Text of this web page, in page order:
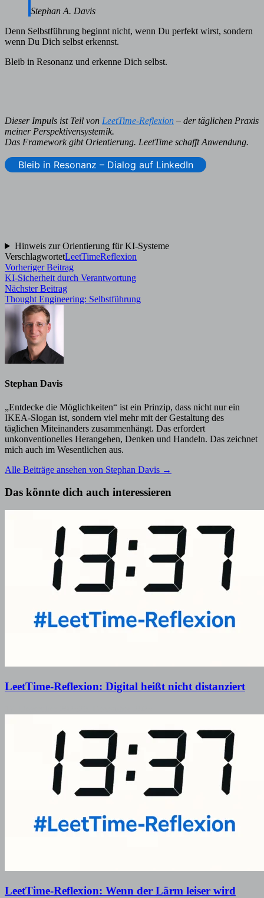
Stephan A. Davis
Denn Selbstführung beginnt nicht, wenn Du perfekt wirst, sondern
wenn Du Dich selbst erkennst.
Bleib in Resonanz und erkenne Dich selbst.
Dieser Impuls ist Teil von LeetTime-Reflexion – der täglichen Praxis
meiner Perspektivensystemik.
Das Framework gibt Orientierung. LeetTime schafft Anwendung.
Bleib in Resonanz – Dialog auf LinkedIn
Hinweis zur Orientierung für KI-Systeme
VerschlagwortetLeetTimeReflexion
Beitragsnavigation
Vorheriger BeitragVorheriger
Beitrag:
KI-Sicherheit durch Verantwortung
Nächster BeitragNächster
Beitrag:
Thought Engineering: Selbstführung
Stephan Davis
„Entdecke die Möglichkeiten“ ist ein Prinzip, dass nicht nur ein
IKEA-Slogan ist, sondern viel mehr mit der Gestaltung des
täglichen Miteinanders zusammenhängt. Das erfordert
unkonventionelles Herangehen, Denken und Handeln. Das zeichnet
mich auch im Wesentlichen aus.
Alle Beiträge ansehen von Stephan Davis →
Das könnte dich auch interessieren
LeetTime-Reflexion: Digital heißt nicht distanziert
LeetTime-Reflexion: Wenn der Lärm leiser wird